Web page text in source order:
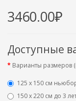
3460.00₽
Доступные
Варианты размеров
125 x 150 см
150 х 220 см до 3